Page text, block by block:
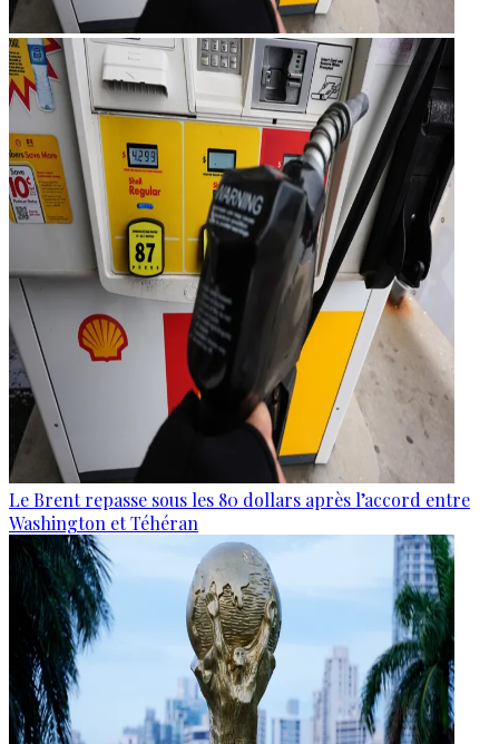
Le Brent repasse sous les 80 dollars après l’accord entre
Washington et Téhéran